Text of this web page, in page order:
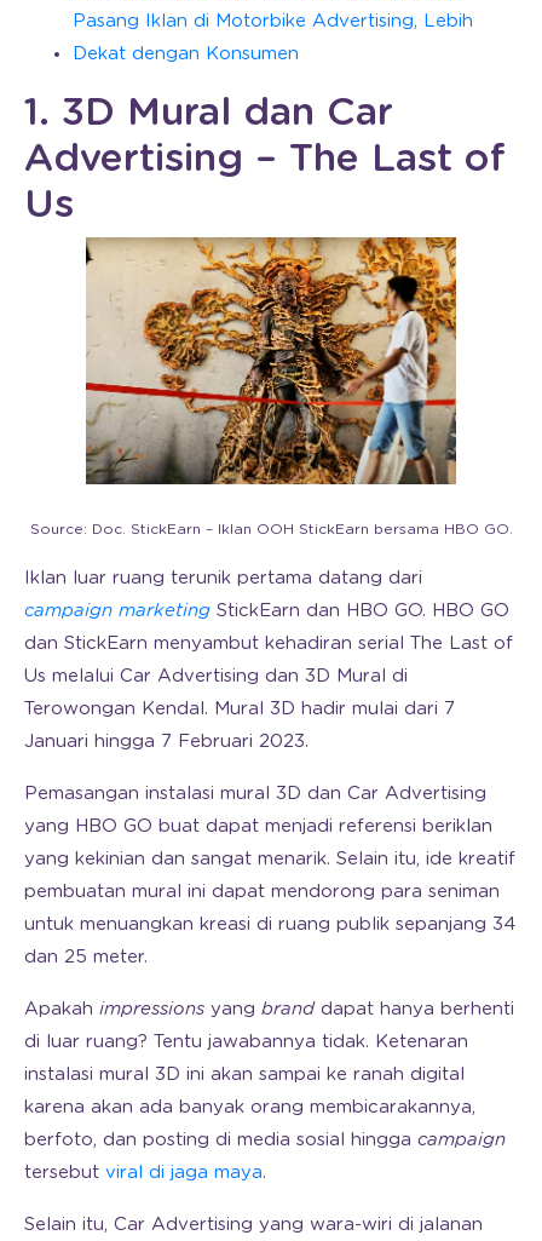
Pasang Iklan di Motorbike Advertising, Lebih
Dekat dengan Konsumen
1. 3D Mural dan Car
Advertising – The Last of
Us
Source: Doc. StickEarn – Iklan OOH StickEarn bersama HBO GO.
Iklan luar ruang terunik pertama datang dari
campaign marketing StickEarn dan HBO GO. HBO GO
dan StickEarn menyambut kehadiran serial The Last of
Us melalui Car Advertising dan 3D Mural di
Terowongan Kendal. Mural 3D hadir mulai dari 7
Januari hingga 7 Februari 2023.
Pemasangan instalasi mural 3D dan Car Advertising
yang HBO GO buat dapat menjadi referensi beriklan
yang kekinian dan sangat menarik. Selain itu, ide kreatif
pembuatan mural ini dapat mendorong para seniman
untuk menuangkan kreasi di ruang publik sepanjang 34
dan 25 meter.
Apakah impressions yang brand dapat hanya berhenti
di luar ruang? Tentu jawabannya tidak. Ketenaran
instalasi mural 3D ini akan sampai ke ranah digital
karena akan ada banyak orang membicarakannya,
berfoto, dan posting di media sosial hingga campaign
tersebut viral di jaga maya.
Selain itu, Car Advertising yang wara-wiri di jalanan